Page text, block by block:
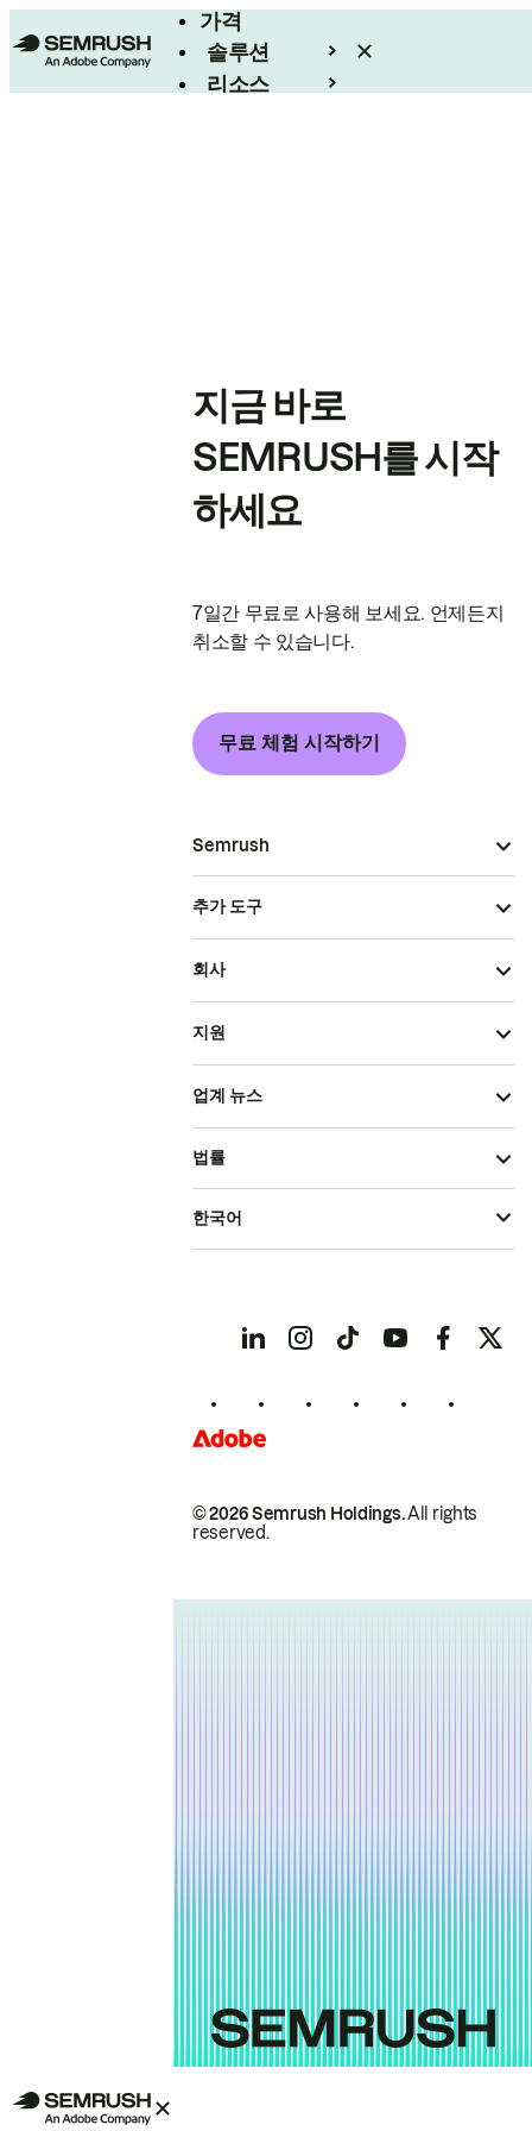
가격
솔루션
리소스
지금 바로
SEMRUSH를 시작
하세요
7일간 무료로 사용해 보세요. 언제든지
취소할 수 있습니다.
무료 체험 시작하기
Semrush
추가 도구
회사
지원
업계 뉴스
© 2026 Semrush Holdings.All rights
reserved.
법률
한국어